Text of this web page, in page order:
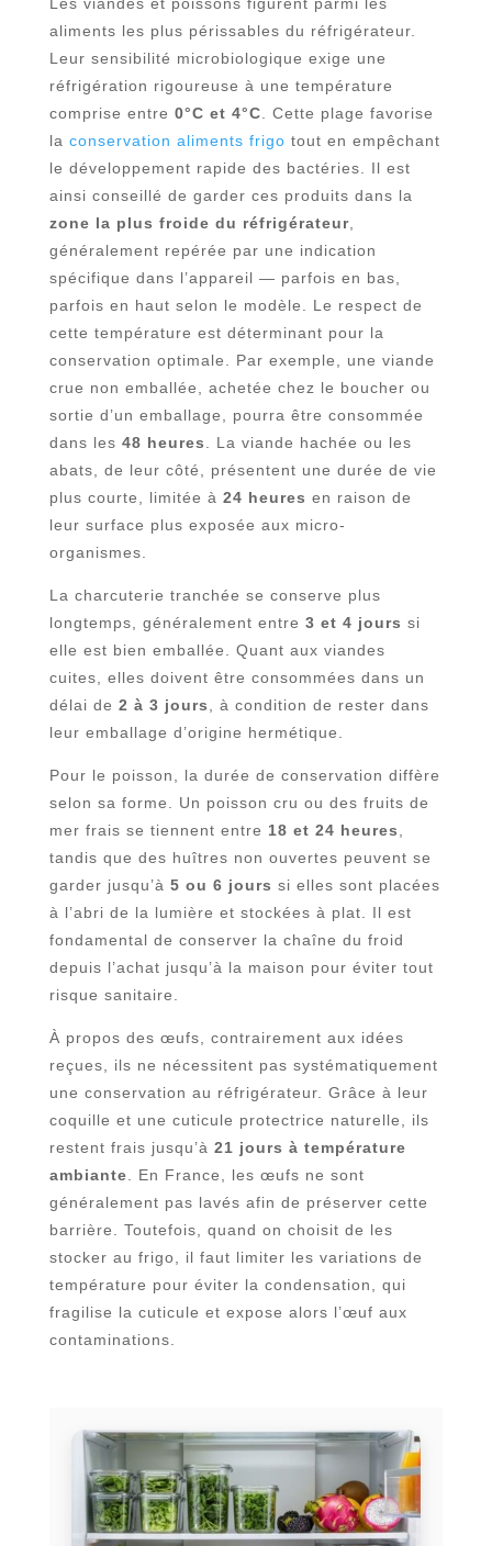
aliments les plus périssables du réfrigérateur.
Leur sensibilité microbiologique exige une
réfrigération rigoureuse à une température
comprise entre 0°C et 4°C . Cette plage favorise
la conservation aliments frigo tout en empêchant
le développement rapide des bactéries. Il est
ainsi conseillé de garder ces produits dans la
zone la plus froide du réfrigérateur,
généralement repérée par une indication
spécifique dans l’appareil — parfois en bas,
parfois en haut selon le modèle. Le respect de
cette température est déterminant pour la
conservation optimale. Par exemple, une viande
crue non emballée, achetée chez le boucher ou
sortie d’un emballage, pourra être consommée
dans les 48 heures
. La viande hachée ou les
abats, de leur côté, présentent une durée de vie
plus courte, limitée à 24 heures en raison de
leur surface plus exposée aux micro-
organismes.
La charcuterie tranchée se conserve plus
longtemps, généralement entre 3 et 4 jours si
elle est bien emballée. Quant aux viandes
cuites, elles doivent être consommées dans un
délai de 2 à 3 jours
, à condition de rester dans
leur emballage d’origine hermétique.
Pour le poisson, la durée de conservation diffère
selon sa forme. Un poisson cru ou des fruits de
mer frais se tiennent entre 18 et 24 heures
tandis que des huîtres non ouvertes peuvent se
garder jusqu’à 5 ou 6 jours si elles sont placées
à l’abri de la lumière et stockées à plat. Il est
fondamental de conserver la chaîne du froid
depuis l’achat jusqu’à la maison pour éviter tout
risque sanitaire.
À propos des œufs, contrairement aux idées
reçues, ils ne nécessitent pas systématiquement
une conservation au réfrigérateur. Grâce à leur
coquille et une cuticule protectrice naturelle, ils
restent frais jusqu’à 21 jours à température
ambiante . En France, les œufs ne sont
généralement pas lavés afin de préserver cette
barrière. Toutefois, quand on choisit de les
stocker au frigo, il faut limiter les variations de
température pour éviter la condensation, qui
fragilise la cuticule et expose alors l’œuf aux
contaminations.